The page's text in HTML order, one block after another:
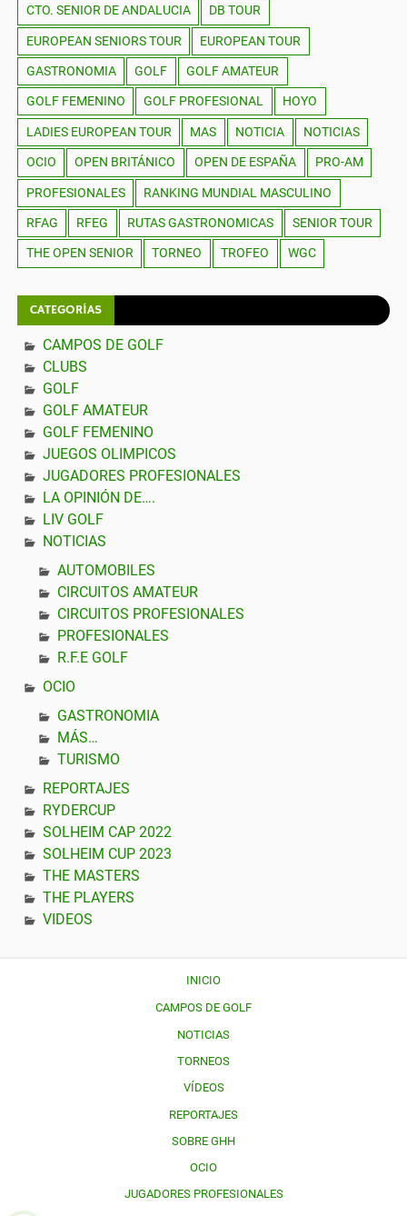
CTO. SENIOR DE ANDALUCIA DB TOUR
EUROPEAN SENIORS TOUR EUROPEAN TOUR
GASTRONOMIA GOLF GOLF AMATEUR
GOLF FEMENINO GOLF PROFESIONAL HOYO
LADIES EUROPEAN TOUR MAS NOTICIA NOTICIAS
OCIO OPEN BRITÁNICO OPEN DE ESPAÑA PRO-AM
PROFESIONALES RANKING MUNDIAL MASCULINO
RFAG RFEG RUTAS GASTRONOMICAS SENIOR TOUR
THE OPEN SENIOR TORNEO TROFEO WGC
CATEGORÍAS
CAMPOS DE GOLF
CLUBS
GOLF
GOLF AMATEUR
GOLF FEMENINO
JUEGOS OLIMPICOS
JUGADORES PROFESIONALES
LA OPINIÓN DE….
LIV GOLF
NOTICIAS
AUTOMOBILES
CIRCUITOS AMATEUR
CIRCUITOS PROFESIONALES
PROFESIONALES
R.F.E GOLF
OCIO
GASTRONOMIA
MÁS…
TURISMO
REPORTAJES
RYDERCUP
SOLHEIM CAP 2022
SOLHEIM CUP 2023
THE MASTERS
THE PLAYERS
VIDEOS
INICIO
CAMPOS DE GOLF
NOTICIAS
TORNEOS
VÍDEOS
REPORTAJES
SOBRE GHH
OCIO
JUGADORES PROFESIONALES